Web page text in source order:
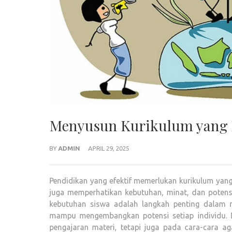
Menyusun Kurikulum yang
BY ADMIN APRIL 29, 2025
Pendidikan yang efektif memerlukan kurikulum
juga memperhatikan kebutuhan, minat, dan
kebutuhan siswa adalah langkah penting dalam
mampu mengembangkan potensi setiap
pengajaran materi, tetapi juga pada cara-cara